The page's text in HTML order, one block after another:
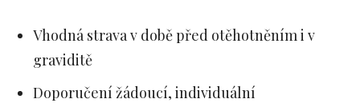
Vhodná strava v době před otěhotněním i v
graviditě
Doporučení žádoucí, individuální